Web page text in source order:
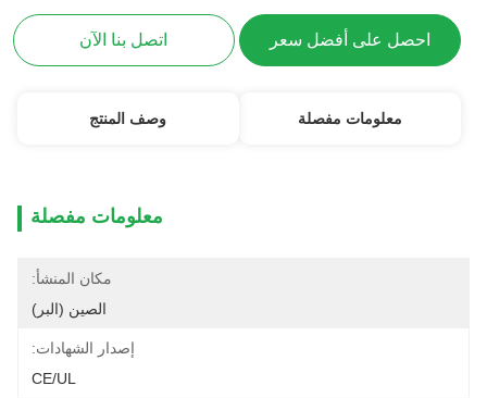
احصل على أفضل سعر اتصل بنا الآن
معلومات مفصلة وصف المنتج
معلومات مفصلة
مكان المنشأ:
الصين (البر)
إصدار الشهادات:
CE/UL